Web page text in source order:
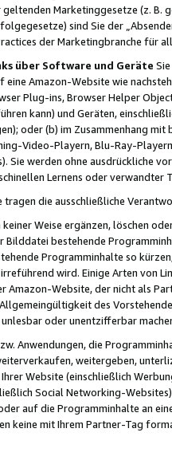
Marketinggesetze (z. B.
sind Sie der
der Marketingbranche für
über Software und Geräte
eine Amazon-Website wie
Plug-ins, Browser Helper
kann) und Geräten,
oder (b) im Zusammenhang
Video-Playern, Blu-Ray-
Sie werden ohne ausdrückliche
Lernens oder
tragen die ausschließliche
Weise ergänzen, löschen
Bilddatei bestehende
Programminhalte so
wird. Einige Arten von
Amazon-Website, der nicht als
des
oder unentzifferbar
Anwendungen, die
weitergeben,
Website (einschließlich
Social Networking-
auf die Programminhalte an
keine mit Ihrem Partner-Tag